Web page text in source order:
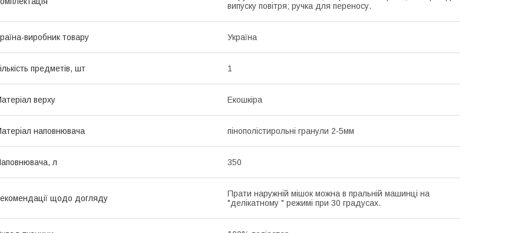
випуску повітря; ручка для переносу.
виробник товару Україна
предметів, шт 1
верху Екошкіра
наповнювача пінополістирольні гранули 2-5мм
л 350
щодо догляду
Прати наружній мішок можна в пральній машинці на
"делікатному " режимі при 30 градусах.